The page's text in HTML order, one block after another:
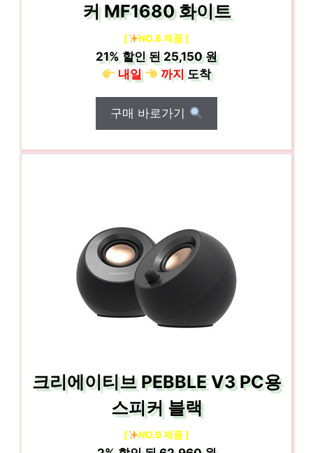
커 MF1680 화이트
[ NO.8 제품 ]
21%할인 된25,150 원
내일
까지도착
구매 바로가기
크리에이티브 PEBBLE V3 PC용
스피커 블랙
[ NO.9 제품 ]